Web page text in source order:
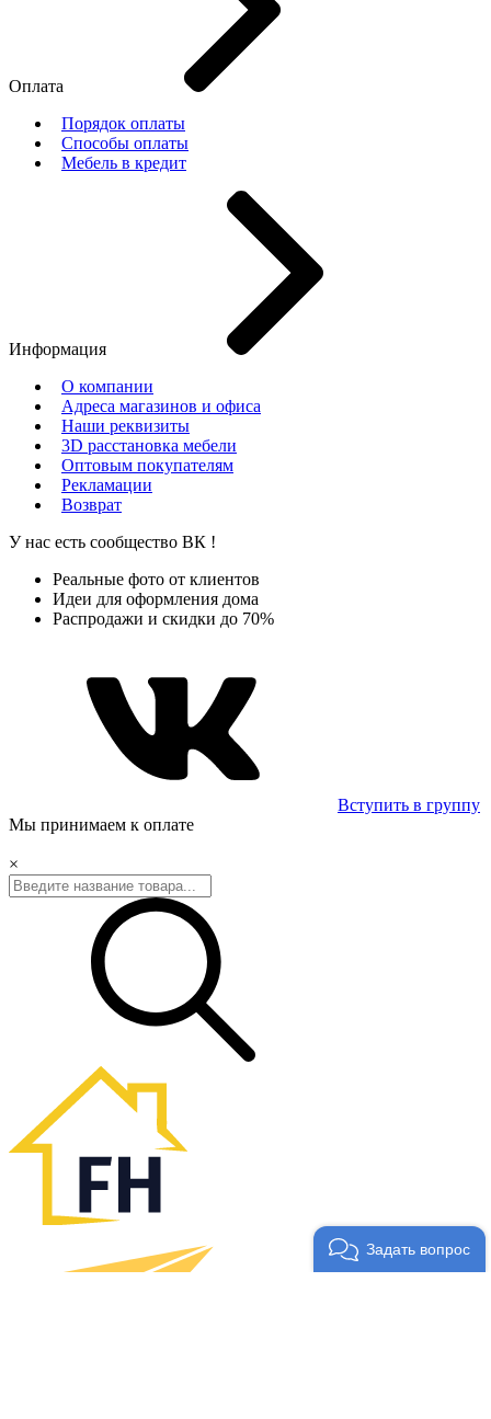
Оплата
Порядок оплаты
Способы оплаты
Мебель в кредит
Информация
О компании
Адреса магазинов и офиса
Наши реквизиты
3D расстановка мебели
Оптовым покупателям
Рекламации
Возврат
У нас есть сообщество ВК !
Реальные фото от клиентов
Идеи для оформления дома
Распродажи и скидки до 70%
Вступить в группу
Мы принимаем к оплате
×
Задать вопрос